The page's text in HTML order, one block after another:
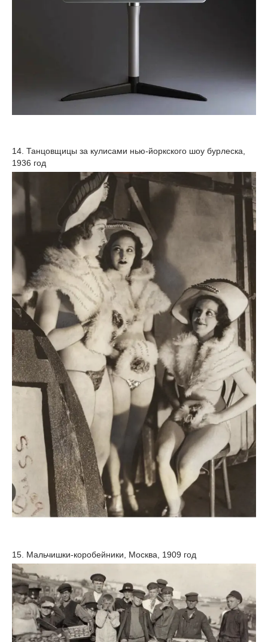
14. Танцовщицы за кулисами нью-йоркского шоу бурлеска,
1936 год
15. Мальчишки-коробейники, Москва, 1909 год